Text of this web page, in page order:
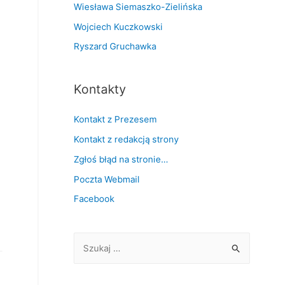
Wiesława Siemaszko-Zielińska
Wojciech Kuczkowski
Ryszard Gruchawka
Kontakty
Kontakt z Prezesem
Kontakt z redakcją strony
Zgłoś błąd na stronie…
Poczta Webmail
Facebook